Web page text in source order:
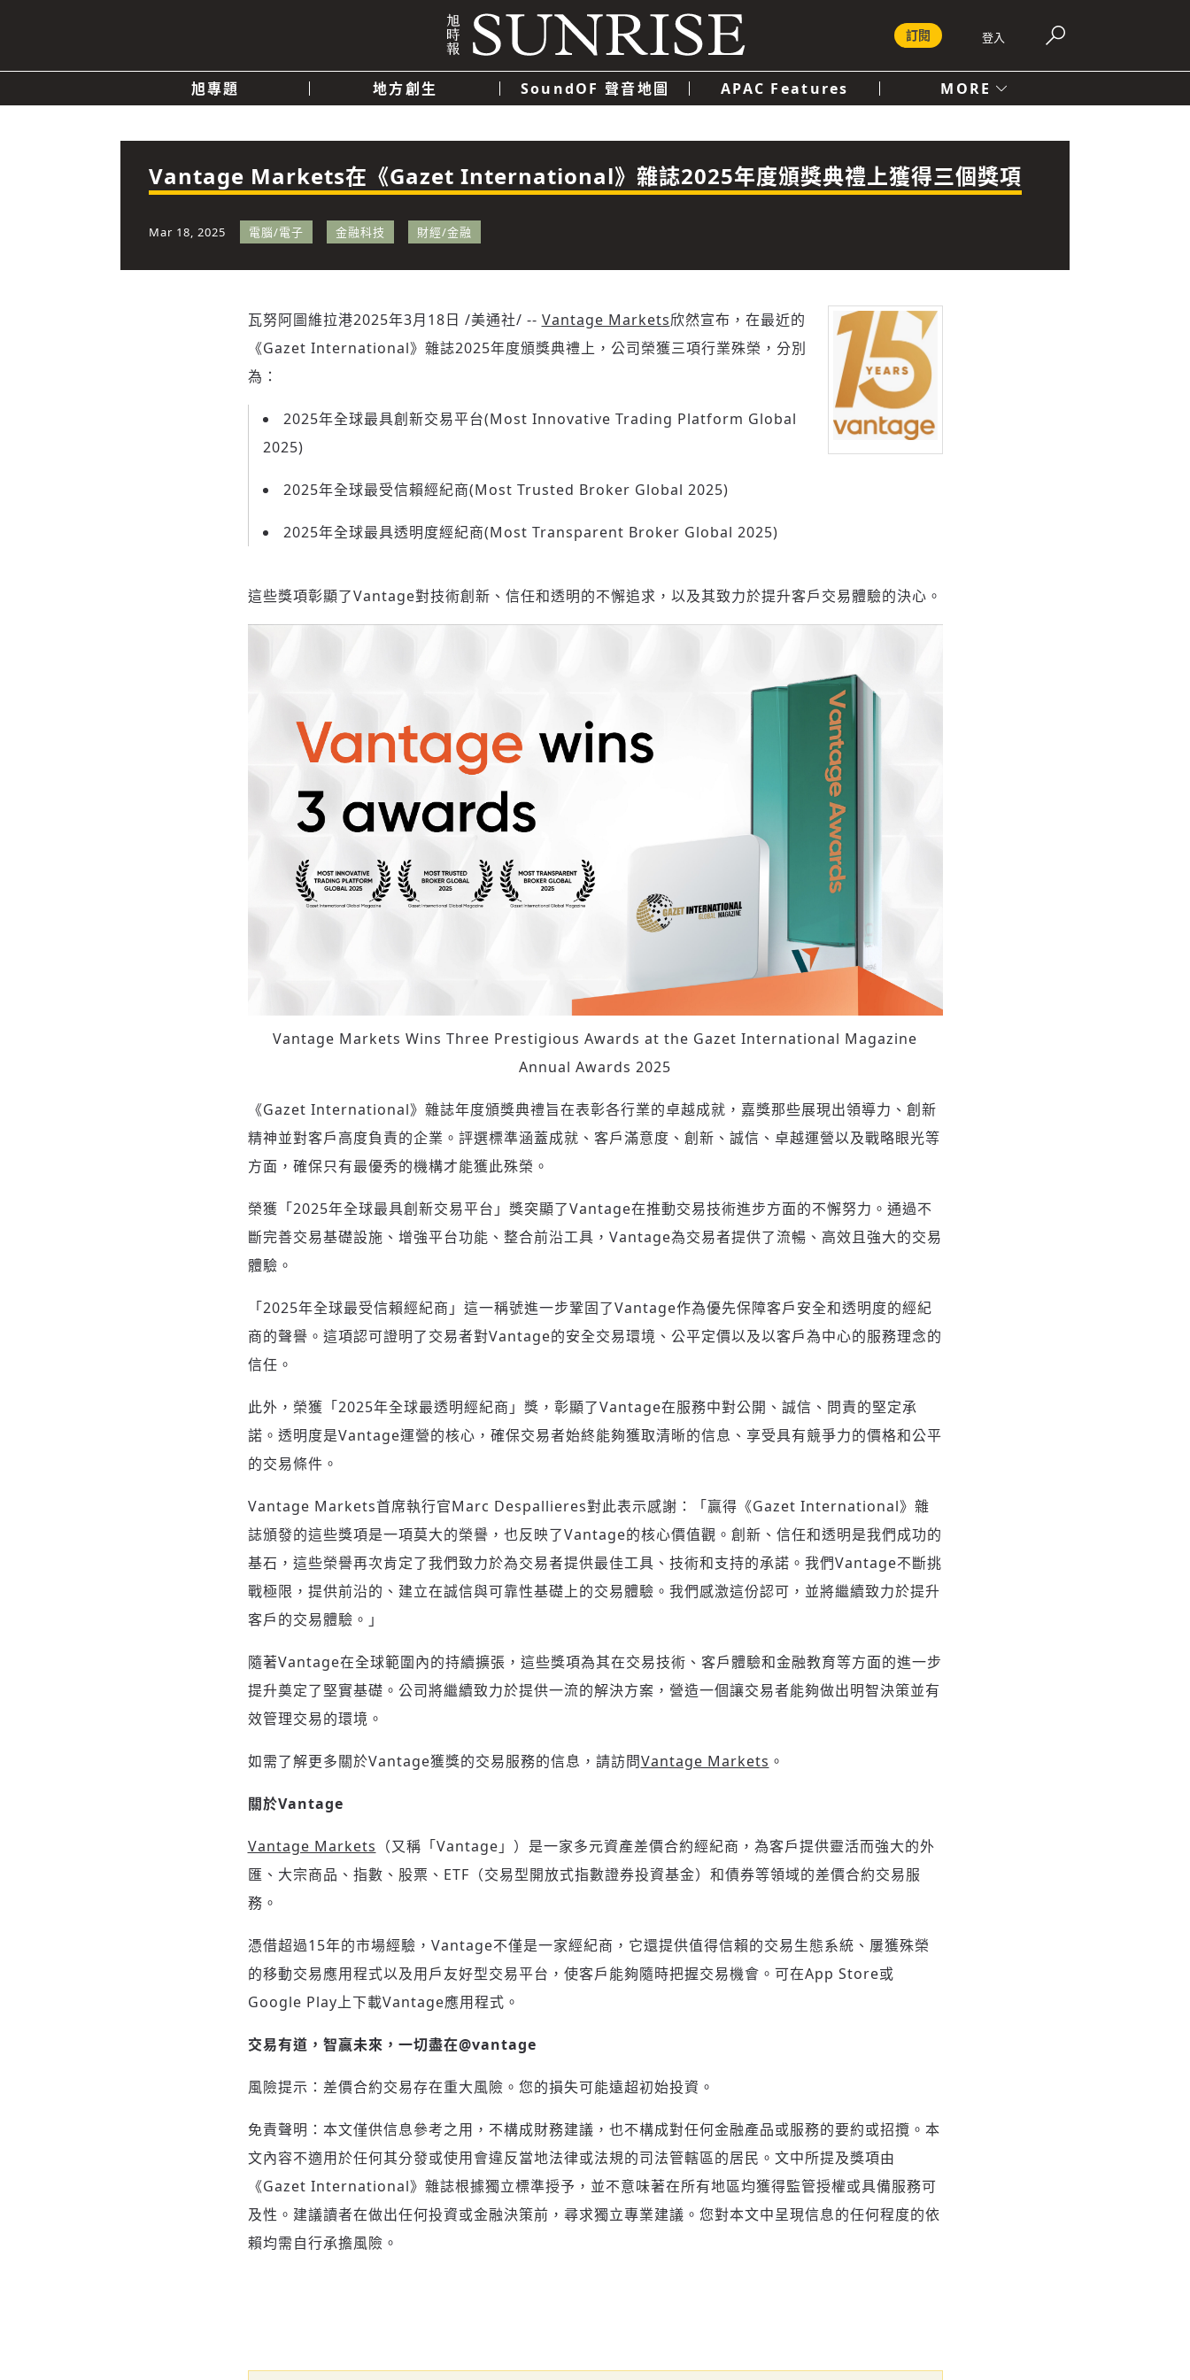
登入
訂閱
旭專題 地方創生 SoundOF 聲音地圖 APAC Features MORE
快速連結
經濟 科技 社會 人文
登入或註冊
歡迎您加入《旭時報》
掌握國際政經脈動
輸入 Email 驗證碼
請輸入發送到的驗證碼
Vantage Markets在《Gazet International》雜誌2025年度頒獎典禮上獲得三個獎項
Mar 18, 2025 電腦/電子 金融科技 財經/金融
瓦努阿圖維拉港2025年3月18日 /美通社/ -- Vantage Markets欣然宣布，在最近的
《Gazet International》雜誌2025年度頒獎典禮上，公司榮獲三項行業殊榮，分別
為：
2025年全球最具創新交易平台(Most Innovative Trading Platform Global
2025)
2025年全球最受信賴經紀商(Most Trusted Broker Global 2025)
2025年全球最具透明度經紀商(Most Transparent Broker Global 2025)
這些獎項彰顯了Vantage對技術創新、信任和透明的不懈追求，以及其致力於提升客戶交易體驗的決心。
Vantage Markets Wins Three Prestigious Awards at the Gazet International Magazine
Annual Awards 2025
《Gazet International》雜誌年度頒獎典禮旨在表彰各行業的卓越成就，嘉獎那些展現出領導力、創新
精神並對客戶高度負責的企業。評選標準涵蓋成就、客戶滿意度、創新、誠信、卓越運營以及戰略眼光等
方面，確保只有最優秀的機構才能獲此殊榮。
榮獲「2025年全球最具創新交易平台」獎突顯了Vantage在推動交易技術進步方面的不懈努力。通過不
斷完善交易基礎設施、增強平台功能、整合前沿工具，Vantage為交易者提供了流暢、高效且強大的交易
體驗。
「2025年全球最受信賴經紀商」這一稱號進一步鞏固了Vantage作為優先保障客戶安全和透明度的經紀
商的聲譽。這項認可證明了交易者對Vantage的安全交易環境、公平定價以及以客戶為中心的服務理念的
信任。
此外，榮獲「2025年全球最透明經紀商」獎，彰顯了Vantage在服務中對公開、誠信、問責的堅定承
諾。透明度是Vantage運營的核心，確保交易者始終能夠獲取清晰的信息、享受具有競爭力的價格和公平
的交易條件。
Vantage Markets首席執行官Marc Despallieres對此表示感謝：「贏得《Gazet International》雜
誌頒發的這些獎項是一項莫大的榮譽，也反映了Vantage的核心價值觀。創新、信任和透明是我們成功的
基石，這些榮譽再次肯定了我們致力於為交易者提供最佳工具、技術和支持的承諾。我們Vantage不斷挑
戰極限，提供前沿的、建立在誠信與可靠性基礎上的交易體驗。我們感激這份認可，並將繼續致力於提升
客戶的交易體驗。」
隨著Vantage在全球範圍內的持續擴張，這些獎項為其在交易技術、客戶體驗和金融教育等方面的進一步
提升奠定了堅實基礎。公司將繼續致力於提供一流的解決方案，營造一個讓交易者能夠做出明智決策並有
效管理交易的環境。
如需了解更多關於Vantage獲獎的交易服務的信息，請訪問Vantage Markets 。
關於Vantage
Vantage Markets （又稱「Vantage 」）是一家多元資產差價合約經紀商，為客戶提供靈活而強大的外
匯、大宗商品、指數、股票、 ETF （交易型開放式指數證券投資基金）和債券等領域的差價合約交易服
務。
憑借超過15年的市場經驗， Vantage不僅是一家經紀商，它還提供值得信賴的交易生態系統、屢獲殊榮
的移動交易應用程式以及用戶友好型交易平台，使客戶能夠隨時把握交易機會。 可在App Store或
Google Play上下載Vantage應用程式。
交易有道，智贏未來，一切盡在@vantage
風險提示：差價合約交易存在重大風險。您的損失可能遠超初始投資。
免責聲明：本文僅供信息參考之用，不構成財務建議，也不構成對任何金融產品或服務的要約或招攬。本
文內容不適用於任何其分發或使用會違反當地法律或法規的司法管轄區的居民。文中所提及獎項由
《Gazet International》雜誌根據獨立標準授予，並不意味著在所有地區均獲得監管授權或具備服務可
及性。建議讀者在做出任何投資或金融決策前，尋求獨立專業建議。您對本文中呈現信息的任何程度的依
賴均需自行承擔風險。